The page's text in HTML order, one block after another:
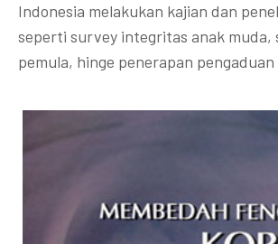
Indonesia melakukan kajian dan
seperti survey integritas anak muda,
pemula, hinge penerapan pengaduan